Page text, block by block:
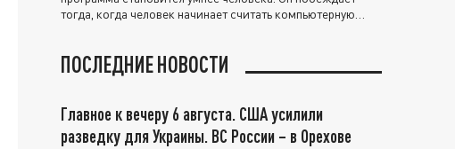
тогда, когда человек начинает считать компьютерную
ПОСЛЕДНИЕ НОВОСТИ
Главное к вечеру 6 августа. США усилили
разведку для Украины. ВС России – в Орехове